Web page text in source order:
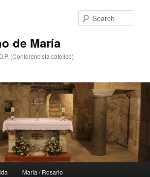
de María
(Conferencista católico)
María / Rosario